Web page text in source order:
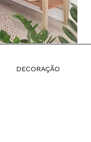
DECORAÇÃO